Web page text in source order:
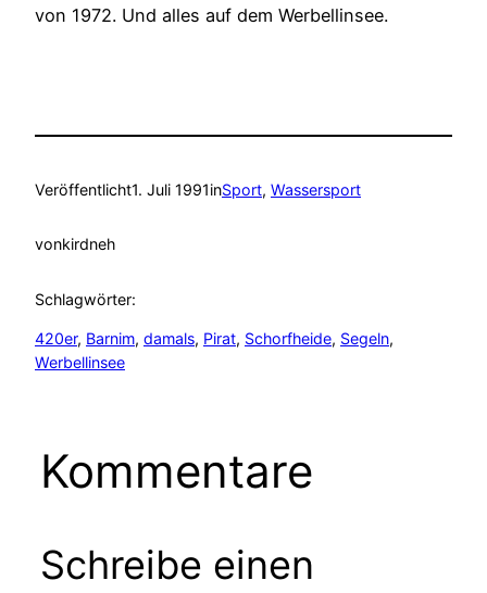
von 1972. Und alles auf dem Werbellinsee.
Veröffentlicht1. Juli 1991inSport, Wassersport
vonkirdneh
Schlagwörter:
420er, Barnim, damals, Pirat, Schorfheide, Segeln
Werbellinsee
Kommentare
Schreibe einen